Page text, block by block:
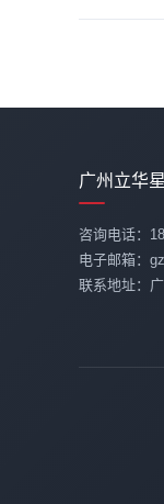
广州立华星
咨询电话：
电子邮箱：
联系地址：